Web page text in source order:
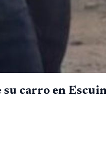
carro en